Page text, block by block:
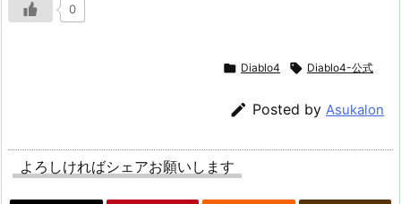
0
 Diablo4  Diablo4-公式
 Posted by Asukalon
よろしければシェアお願いします